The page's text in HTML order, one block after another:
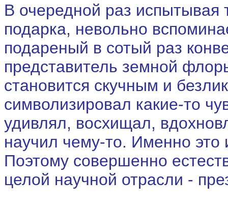
В очередной раз испытывая
подарка, невольно
подареный в сотый раз
представитель земной
становится скучным и
символизировал какие-то
удивлял, восхищал,
научил чему-то. Именно это
Поэтому совершенно
целой научной отрасли -